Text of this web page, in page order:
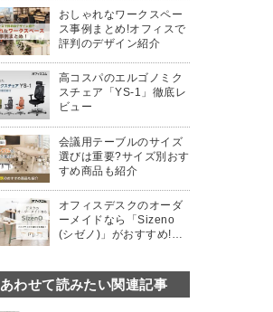
おしゃれなワークスペー
ス事例まとめ!オフィスで
評判のデザイン紹介
高コスパのエルゴノミク
スチェア「YS-1」徹底レ
ビュー
会議用テーブルのサイズ
選びは重要?サイズ別おす
すめ商品も紹介
オフィスデスクのオーダ
ーメイドなら「Sizeno
(シゼノ)」がおすすめ!デ
あわせて読みたい関連記事